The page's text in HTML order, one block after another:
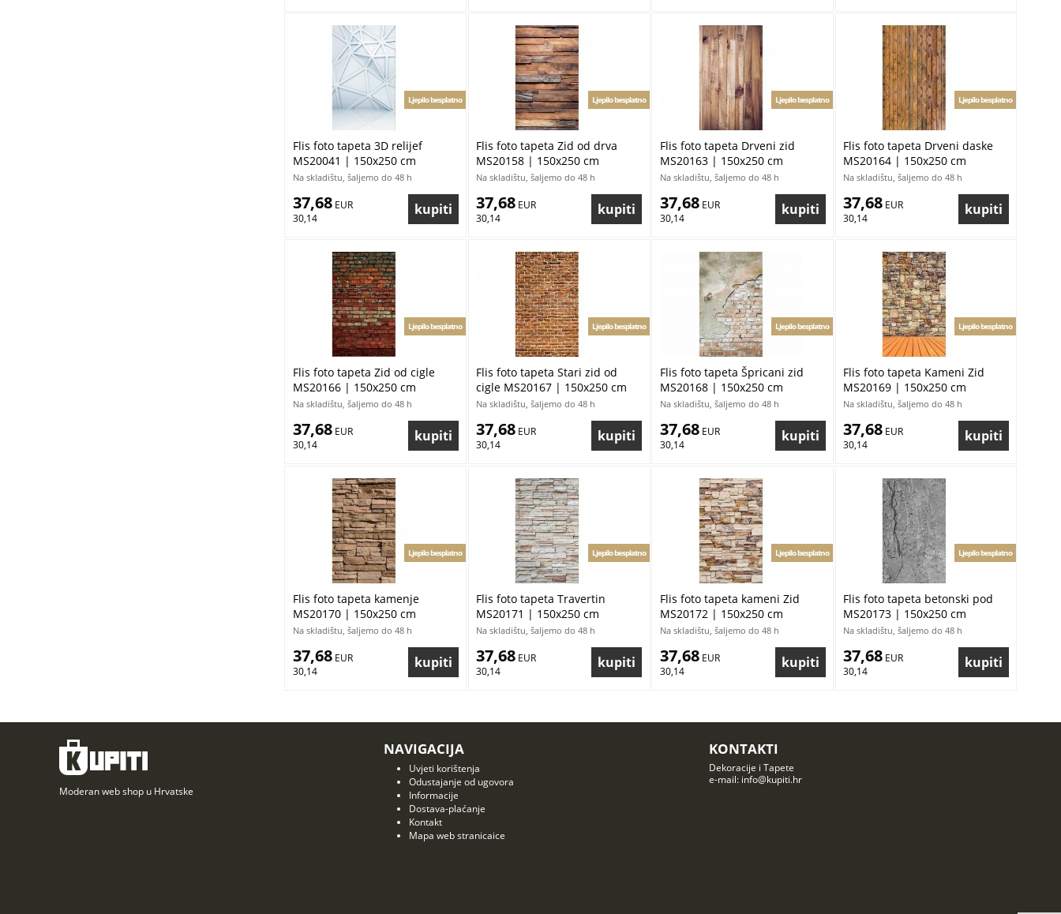
Flis foto tapeta 3D relijef
MS20041 | 150x250 cm
Ljepilo besplatno
Na skladištu, šaljemo do 48 h
37,68 EUR
30,14
Flis foto tapeta Zid od drva
MS20158 | 150x250 cm
Ljepilo besplatno
Na skladištu, šaljemo do 48 h
37,68 EUR
30,14
Flis foto tapeta Drveni zid
MS20163 | 150x250 cm
Ljepilo besplatno
Na skladištu, šaljemo do 48 h
37,68 EUR
30,14
Flis foto tapeta Drveni daske
MS20164 | 150x250 cm
Ljepilo besplatno
Na skladištu, šaljemo do 48 h
37,68 EUR
30,14
Flis foto tapeta Zid od cigle
MS20166 | 150x250 cm
Ljepilo besplatno
Na skladištu, šaljemo do 48 h
37,68 EUR
30,14
Flis foto tapeta Stari zid od
cigle MS20167 | 150x250 cm
Ljepilo besplatno
Na skladištu, šaljemo do 48 h
37,68 EUR
30,14
Flis foto tapeta Špricani zid
MS20168 | 150x250 cm
Ljepilo besplatno
Na skladištu, šaljemo do 48 h
37,68 EUR
30,14
Flis foto tapeta Kameni Zid
MS20169 | 150x250 cm
Ljepilo besplatno
Na skladištu, šaljemo do 48 h
37,68 EUR
30,14
Flis foto tapeta kamenje
MS20170 | 150x250 cm
Ljepilo besplatno
Na skladištu, šaljemo do 48 h
37,68 EUR
30,14
Flis foto tapeta Travertin
MS20171 | 150x250 cm
Ljepilo besplatno
Na skladištu, šaljemo do 48 h
37,68 EUR
30,14
Flis foto tapeta kameni Zid
MS20172 | 150x250 cm
Ljepilo besplatno
Na skladištu, šaljemo do 48 h
37,68 EUR
30,14
Flis foto tapeta betonski pod
MS20173 | 150x250 cm
Ljepilo besplatno
Na skladištu, šaljemo do 48 h
37,68 EUR
30,14
Moderan web shop u Hrvatske
NAVIGACIJA
Uvjeti korištenja
Odustajanje od ugovora
Informacije
Dostava-plaćanje
Kontakt
Mapa web stranicaice
KONTAKTI
Dekoracije i Tapete
e-mail: info@kupiti.hr